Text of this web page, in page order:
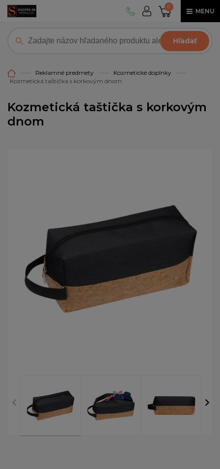
0
MENU
Hľadať
Reklamné predmety
Kozmetické doplnky
Kozmetická taštička s korkovým dnom
Kozmetická taštička s korkovým
dnom